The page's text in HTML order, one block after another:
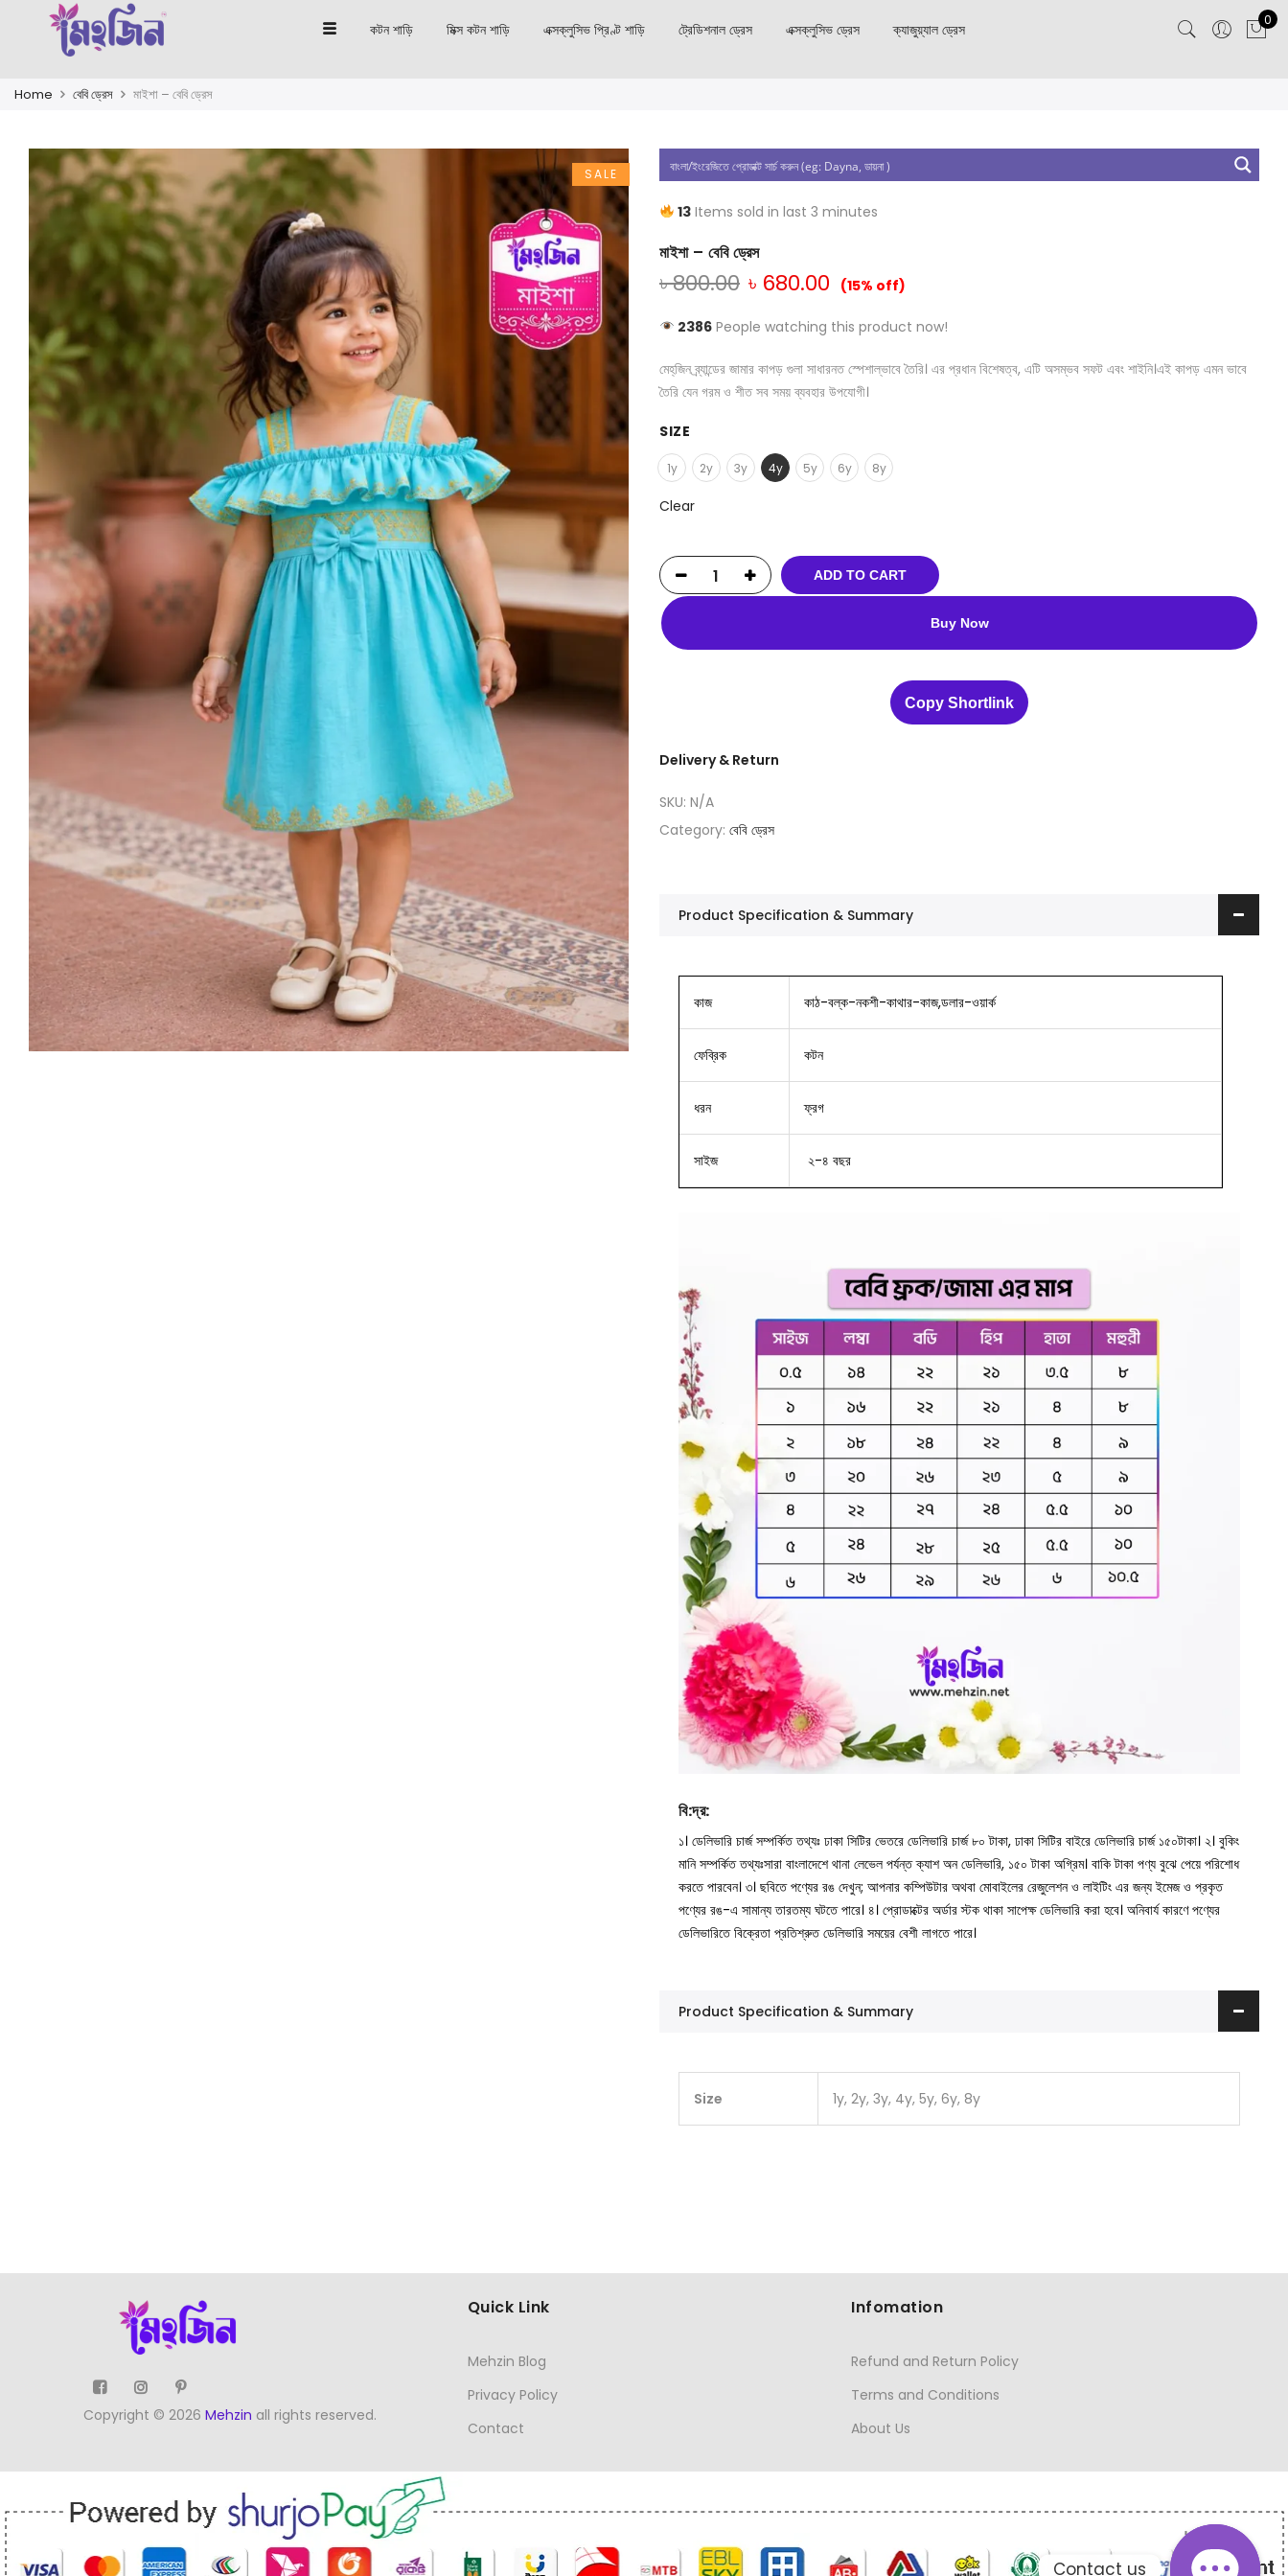
কটন শাড়ি মিক্স কটন শাড়ি এক্সক্লুসিভ প্রিণ্ট শাড়ি ট্রেডিশনাল ড্রেস এক্সক্লুসিভ ড্রেস ক্যাজুয়্যাল ড্রেস
0
Home বেবি ড্রেস মাইশা – বেবি ড্রেস
SALE
13Items sold in last 3 minutes
মাইশা – বেবি ড্রেস
৳800.00 ৳ 680.00 (15% off)
2386People watching this product now!
মেহ্‌জিন ব্র্যান্ডের জামার কাপড় গুলা সাধারনত স্পেশাল্ভাবে তৈরি। এর প্রধান বিশেষত্ব, এটি অসম্ভব সফট এবং শাইনি।এই কাপড় এমন ভাবে
তৈরি যেন গরম ও শীত সব সময় ব্যবহার উপযোগী।
SIZE
1y 2y 3y 4y 5y 6y 8y
Clear
ADD TO CART
Buy Now
Copy Shortlink
Delivery & Return
SKU: N/A
Category: বেবি ড্রেস
Product Specification & Summary
কাজ কাঠ-বল্ক-নকশী-কাথার-কাজ,ডলার-ওয়ার্ক
ফেব্রিক কটন
ধরন ফ্রগ
সাইজ ২-৪ বছর
বি:দ্র:
১। ডেলিভারি চার্জ সম্পর্কিত তথ্যঃ ঢাকা সিটির ভেতরে ডেলিভারি চার্জ ৮০ টাকা, ঢাকা সিটির বাইরে ডেলিভারি চার্জ ১৫০টাকা। ২। বুকিং
মানি সম্পর্কিত তথ্যঃসারা বাংলাদেশে থানা লেভেল পর্যন্ত ক্যাশ অন ডেলিভারি, ১৫০ টাকা অগ্রিম। বাকি টাকা পণ্য বুঝে পেয়ে পরিশোধ
করতে পারবেন। ৩। ছবিতে পণ্যের রঙ দেখুন; আপনার কম্পিউটার অথবা মোবাইলের রেজুলেশন ও লাইটিং এর জন্য ইমেজ ও প্রকৃত
পণ্যের রঙ-এ সামান্য তারতম্য ঘটতে পারে। ৪। প্রোডাক্টের অর্ডার স্টক থাকা সাপেক্ষ ডেলিভারি করা হবে। অনিবার্য কারণে পণ্যের
ডেলিভারিতে বিক্রেতা প্রতিশ্রুত ডেলিভারি সময়ের বেশী লাগতে পারে।
Product Specification & Summary
Size 1y, 2y, 3y, 4y, 5y, 6y, 8y
Copyright © 2026 Mehzin all rights reserved.
Quick Link
Mehzin Blog
Privacy Policy
Contact
Infomation
Refund and Return Policy
Terms and Conditions
About Us
Contact us